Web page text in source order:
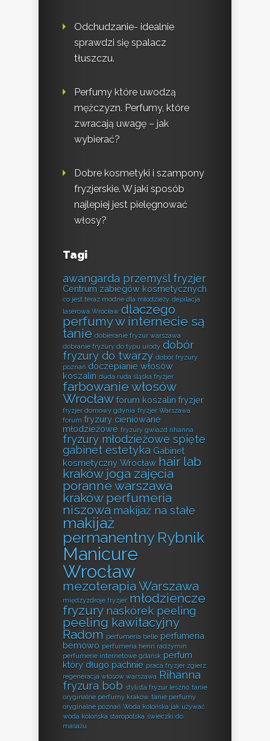
Odchudzanie- idealnie
sprawdzi się spalacz
tłuszczu.
Perfumy które uwodzą
mężczyzn. Perfumy, które
zwracają uwagę – jak
wybierać?
Dobre kosmetyki i szampony
fryzjerskie. W jaki sposób
najlepiej jest pielęgnować
włosy?
Tagi
awangarda przemyśl fryzjer
Centrum zabiegów kosmetycznych
co jest teraz modne dla młodzieży depilacja
laserowa Wrocław dlaczego
perfumy w internecie są
tanie dobieranie fryzur warszawa
dobranie fryzury do typu urody dobór
fryzury do twarzy dobór fryzury
poznań doczepianie włosów
koszalin duda ruda śląska fryzjer
farbowanie włosów
Wrocław forum koszalin fryzjer
fryzjer domowy gdynia fryzjer Warszawa
forum fryzury cieniowane
młodzieżowe fryzury gwiazd rihanna
fryzury młodzieżowe spięte
gabinet estetyka Gabinet
kosmetyczny Wrocław hair lab
kraków joga zajęcia
poranne warszawa
kraków perfumeria
niszowa makijaż na stałe
makijaż
permanentny Rybnik
Manicure
Wrocław
mezoterapia Warszawa
międzyzdroje fryzjer młodzieńcze
fryzury naskórek peeling
peeling kawitacyjny
Radom perfumeria belle perfumeria
bemowo perfumeria henri radzymin
perfumerie internetowe gdańsk perfum
który długo pachnie praca fryzjer zgierz
regeneracja włosów warszawa Rihanna
fryzura bob stylista fryzur leszno tanie
oryginalne perfumy kraków tanie perfumy
oryginalne poznań Woda kolońska jak używać
woda kolońska staropolska świeczki do
masażu